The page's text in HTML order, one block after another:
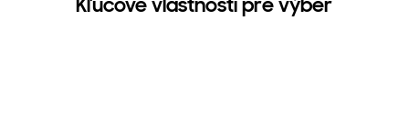
Kľúčové vlastnosti pre výber